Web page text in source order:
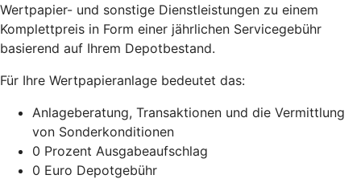
Wertpapier- und sonstige Dienstleistungen zu einem
Komplettpreis in Form einer jährlichen Servicegebühr
basierend auf Ihrem Depotbestand.
Für Ihre Wertpapieranlage bedeutet das:
Anlageberatung, Transaktionen und die Vermittlung
von Sonderkonditionen
0 Prozent Ausgabeaufschlag
0 Euro Depotgebühr